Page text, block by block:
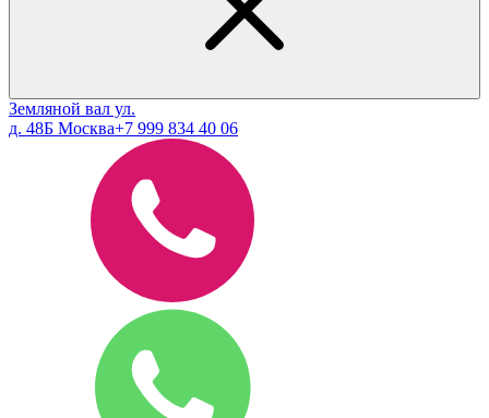
Земляной вал ул.
д. 48Б Москва+7 999 834 40 06